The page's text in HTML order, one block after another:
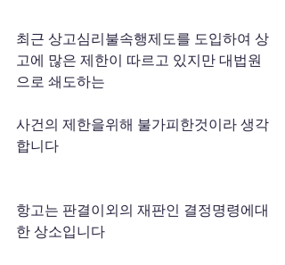
최근 상고심리불속행제도를 도입하여 상
고에 많은 제한이 따르고 있지만 대법원
으로 쇄도하는
사건의 제한을위해 불가피한것이라 생각
합니다
항고는 판결이외의 재판인 결정명령에대
한 상소입니다